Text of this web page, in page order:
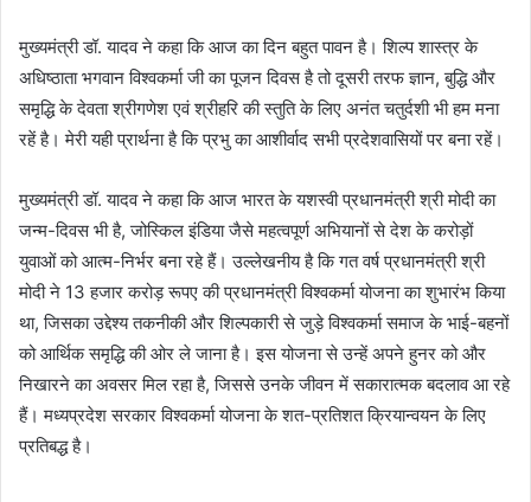
मुख्यमंत्री डॉ. यादव ने कहा कि आज का दिन बहुत पावन है। शिल्प शास्त्र के
अधिष्ठाता भगवान विश्वकर्मा जी का पूजन दिवस है तो दूसरी तरफ ज्ञान, बुद्धि और
समृद्धि के देवता श्रीगणेश एवं श्रीहरि की स्तुति के लिए अनंत चतुर्दशी भी हम मना
रहें है। मेरी यही प्रार्थना है कि प्रभु का आशीर्वाद सभी प्रदेशवासियों पर बना रहें।
मुख्यमंत्री डॉ. यादव ने कहा कि आज भारत के यशस्वी प्रधानमंत्री श्री मोदी का
जन्म-दिवस भी है, जोस्किल इंडिया जैसे महत्वपूर्ण अभियानों से देश के करोड़ों
युवाओं को आत्म-निर्भर बना रहे हैं। उल्लेखनीय है कि गत वर्ष प्रधानमंत्री श्री
मोदी ने 13 हजार करोड़ रूपए की प्रधानमंत्री विश्वकर्मा योजना का शुभारंभ किया
था, जिसका उद्देश्य तकनीकी और शिल्पकारी से जुड़े विश्वकर्मा समाज के भाई-बहनों
को आर्थिक समृद्धि की ओर ले जाना है। इस योजना से उन्हें अपने हुनर को और
निखारने का अवसर मिल रहा है, जिससे उनके जीवन में सकारात्मक बदलाव आ रहे
हैं। मध्यप्रदेश सरकार विश्वकर्मा योजना के शत-प्रतिशत क्रियान्वयन के लिए
प्रतिबद्ध है।